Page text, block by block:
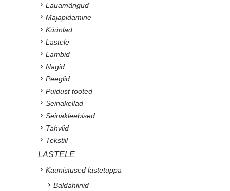
Lauamängud
Majapidamine
Küünlad
Lastele
Lambid
Nagid
Peeglid
Puidust tooted
Seinakellad
Seinakleebised
Tahvlid
Tekstiil
LASTELE
Kaunistused lastetuppa
Baldahiinid